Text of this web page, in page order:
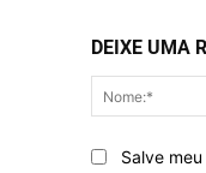
DEIXE UMA
Salve